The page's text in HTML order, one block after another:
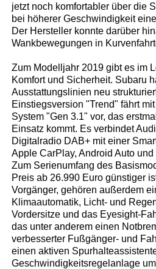
jetzt noch komfortabler über die
bei höherer Geschwindigkeit
Der Hersteller konnte darüber
Wankbewegungen in
Zum Modelljahr 2019 gibt es im
Komfort und Sicherheit. Subaru
Ausstattungslinien neu
Einstiegsversion "Trend" fährt
System "Gen 3.1" vor, das
Einsatz kommt. Es verbindet
Digitalradio DAB+ mit einer
Apple CarPlay, Android Auto und
Zum Serienumfang des
Preis ab 26.990 Euro günstiger
Vorgänger, gehören außerdem
Klimaautomatik, Licht- und
Vordersitze und das Eyesight-
das unter anderem einen
verbesserter Fußgänger- und
einen aktiven
Geschwindigkeitsregelanlage